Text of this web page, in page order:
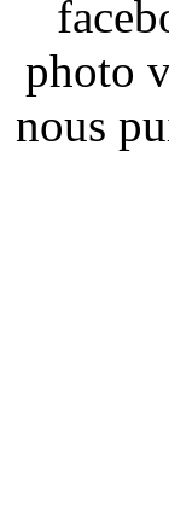
photo
nous